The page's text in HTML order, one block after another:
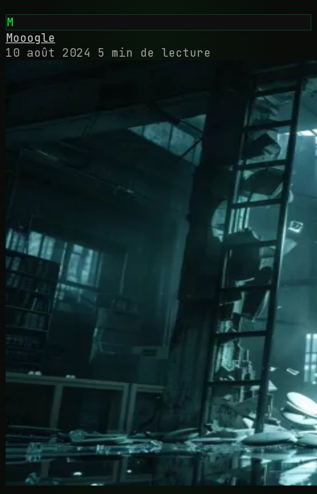
M
Mooogle
10 août 2024 5 min de lecture